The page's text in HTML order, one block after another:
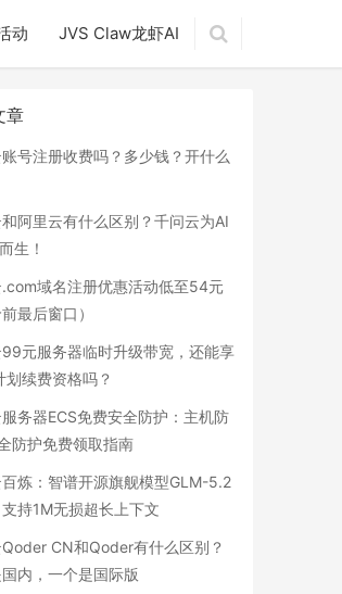
动 JVS Claw龙虾AI
章
号注册收费吗？多少钱？开什么
阿里云有什么区别？千问云为AI
生！
域名注册优惠活动低至54元
前最后窗口）
元服务器临时升级带宽，还能享
续费资格吗？
务器ECS免费安全防护：主机防
防护免费领取指南
炼：智谱开源旗舰模型GLM-5.2
支持1M无损超长上下文
CN和Qoder有什么区别？
内，一个是国际版